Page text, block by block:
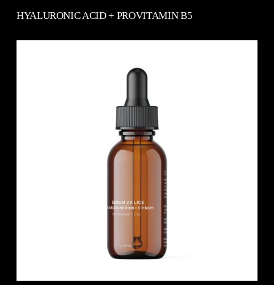
HYALURONIC ACID + PROVITAMIN B5